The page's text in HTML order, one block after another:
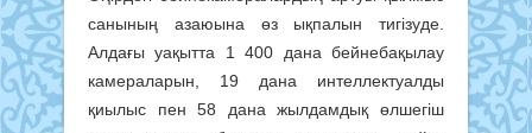
санының азаюына өз ықпалын тигізуде.
Алдағы уақытта 1 400 дана бейнебақылау
камераларын, 19 дана интеллектуалды
қиылыс пен 58 дана жылдамдық өлшегіш